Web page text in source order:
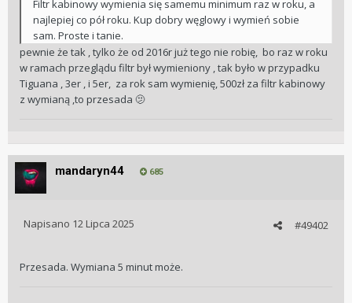
Filtr kabinowy wymienia się samemu minimum raz w roku, a
najlepiej co pół roku. Kup dobry węglowy i wymień sobie
sam. Proste i tanie.
pewnie że tak , tylko że od 2016r już tego nie robię, bo raz w roku
w ramach przeglądu filtr był wymieniony , tak było w przypadku
Tiguana , 3er , i 5er, za rok sam wymienię, 500zł za filtr kabinowy
z wymianą ,to przesada 🫤
mandaryn44 685
#49402
Napisano 12 Lipca 2025
Przesada. Wymiana 5 minut może.